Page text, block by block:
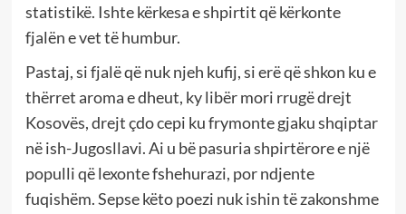
statistikë. Ishte kërkesa e shpirtit që kërkonte
fjalën e vet të humbur.
Pastaj, si fjalë që nuk njeh kufij, si erë që shkon ku e
thërret aroma e dheut, ky libër mori rrugë drejt
Kosovës, drejt çdo cepi ku frymonte gjaku shqiptar
në ish-Jugosllavi. Ai u bë pasuria shpirtërore e një
populli që lexonte fshehurazi, por ndjente
fuqishëm. Sepse këto poezi nuk ishin të zakonshme